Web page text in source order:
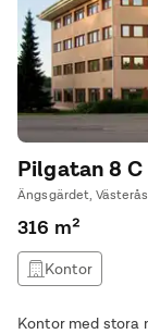
Pilgatan 8 C
Ängsgärdet,
316 m²
Kontor
Kontor med stora